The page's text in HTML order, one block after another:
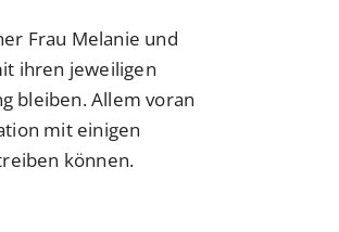
Frau Melanie und
ihren jeweiligen
bleiben. Allem voran
mit einigen
können.